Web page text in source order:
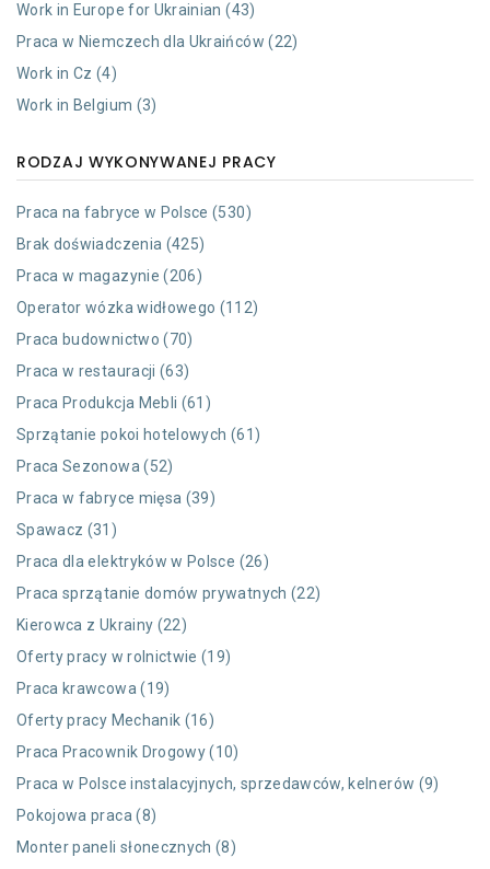
Work in Europe for Ukrainian (43)
Praca w Niemczech dla Ukraińców (22)
Work in Cz (4)
Work in Belgium (3)
RODZAJ WYKONYWANEJ PRACY
Praca na fabryce w Polsce (530)
Brak doświadczenia (425)
Praca w magazynie (206)
Operator wózka widłowego (112)
Praca budownictwo (70)
Praca w restauracji (63)
Praca Produkcja Mebli (61)
Sprzątanie pokoi hotelowych (61)
Praca Sezonowa (52)
Praca w fabryce mięsa (39)
Spawacz (31)
Praca dla elektryków w Polsce (26)
Praca sprzątanie domów prywatnych (22)
Kierowca z Ukrainy (22)
Oferty pracy w rolnictwie (19)
Praca krawcowa (19)
Oferty pracy Mechanik (16)
Praca Pracownik Drogowy (10)
Praca w Polsce instalacyjnych, sprzedawców, kelnerów (9)
Pokojowa praca (8)
Monter paneli słonecznych (8)